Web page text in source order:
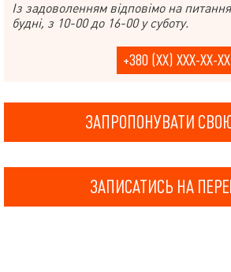
Із задоволенням відповімо на
будні, з 10-00 до 16-00 у суботу.
+380 (XX) XXX-XX-XX
ЗАПРОПОНУВАТИ
ЗАПИСАТИСЬ НА